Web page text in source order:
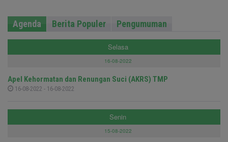
Agenda Berita Populer Pengumuman
Selasa
16-08-2022
Apel Kehormatan dan Renungan Suci (AKRS) TMP
16-08-2022 - 16-08-2022
Senin
15-08-2022